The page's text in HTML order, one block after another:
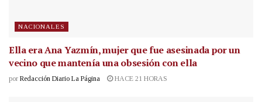
NACIONALES
Ella era Ana Yazmín, mujer que fue asesinada por un
vecino que mantenía una obsesión con ella
por Redacción Diario La Página HACE 21 HORAS